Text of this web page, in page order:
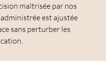
maîtrisée par nos
est ajustée
sans perturber les